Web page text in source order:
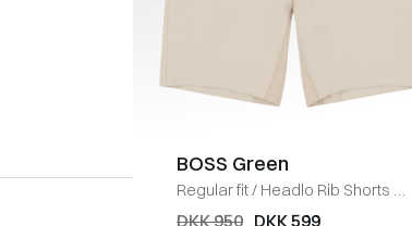
BOSS Green
Regular fit/ Headlo Rib Shorts /
SAND
DKK 950 DKK 599